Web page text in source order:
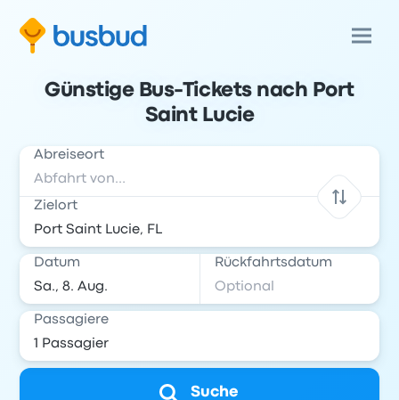
Günstige Bus-Tickets nach Port
Saint Lucie
Abreiseort
Zielort
Datum Rückfahrtsdatum
Passagiere
Suche